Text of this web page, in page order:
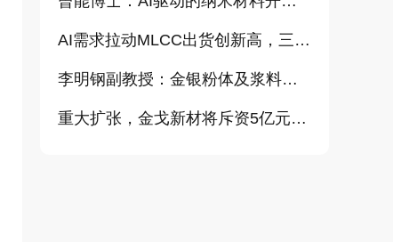
AI需求拉动MLCC出货创新高，三星、太阳诱电相继涨价
李明钢副教授：金银粉体及浆料增值化路径探讨（报告）
重大扩张，金戈新材将斥资5亿元打造“功能性粉体新材料智能制造基地”